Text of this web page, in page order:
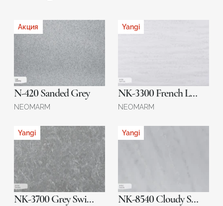
Акция
N-420 Sanded Grey
NEOMARM
Yangi
NK-3300 French Lace
NEOMARM
Yangi
NK-3700 Grey Swirls
Yangi
NK-8540 Cloudy Sky